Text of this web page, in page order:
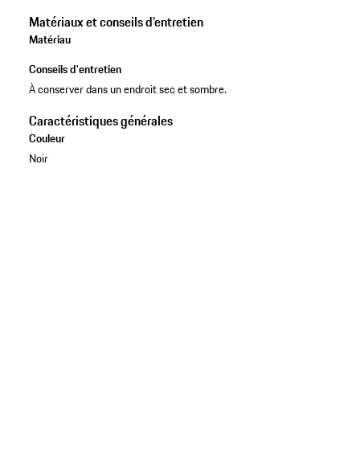
Matériaux et conseils d'entretien
Matériau
Conseils d'entretien
À conserver dans un endroit sec et sombre.
Caractéristiques générales
Couleur
Noir